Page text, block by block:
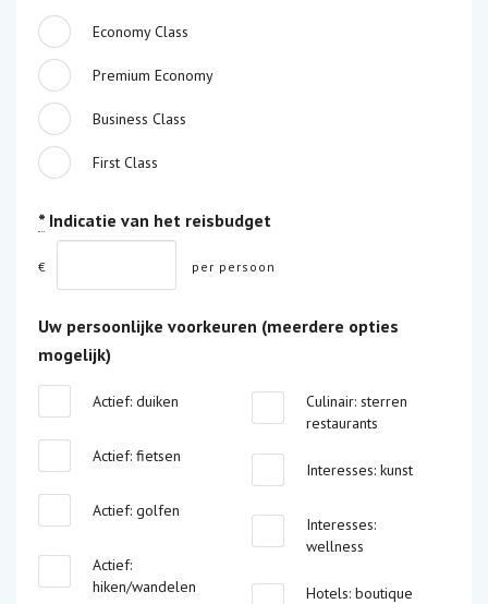
Economy Class
Premium Economy
Business Class
First Class
* Indicatie van het reisbudget
€ per persoon
Uw persoonlijke voorkeuren (meerdere opties
mogelijk)
Actief: duiken
Actief: fietsen
Actief: golfen
Actief:
hiken/wandelen
Culinair: sterren
restaurants
Interesses: kunst
Interesses:
wellness
Hotels: boutique